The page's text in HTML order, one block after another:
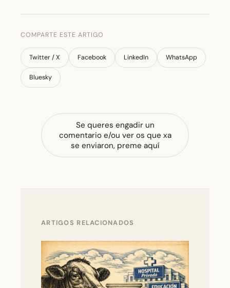
COMPARTE ESTE ARTIGO
Twitter / X Facebook LinkedIn WhatsApp
Bluesky
Se queres engadir un
comentario e/ou ver os que xa
se enviaron, preme aquí
ARTIGOS RELACIONADOS